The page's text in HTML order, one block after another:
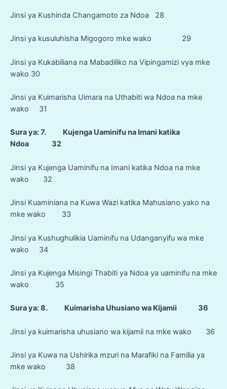
Jinsi ya Kushinda Changamoto za Ndoa 28
Jinsi ya kusuluhisha Migogoro mke wako 29
Jinsi ya Kukabiliana na Mabadiliko na Vipingamizi vya mke
wako 30
Jinsi ya Kuimarisha Uimara na Uthabiti wa Ndoa na mke
wako 31
Sura ya: 7. Kujenga Uaminifu na Imani katika
Ndoa 32
Jinsi ya Kujenga Uaminifu na Imani katika Ndoa na mke
wako 32
Jinsi Kuaminiana na Kuwa Wazi katika Mahusiano yako na
mke wako 33
Jinsi ya Kushughulikia Uaminifu na Udanganyifu wa mke
wako 34
Jinsi ya Kujenga Misingi Thabiti ya Ndoa ya uaminifu na mke
wako 35
Sura ya: 8. Kuimarisha Uhusiano wa Kijamii 36
Jinsi ya kuimarisha uhusiano wa kijamii na mke wako 36
Jinsi ya Kuwa na Ushirika mzuri na Marafiki na Familia ya
mke wako 38